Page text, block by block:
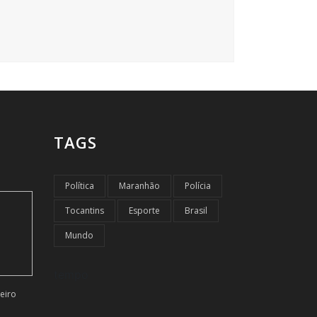
TAGS
Política Maranhão Polícia
Tocantins Esporte Brasil
Mundo